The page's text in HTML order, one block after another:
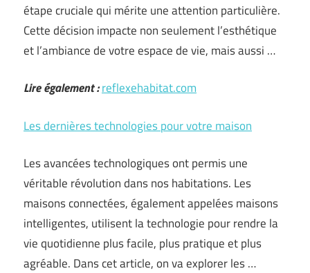
étape cruciale qui mérite une attention particulière.
Cette décision impacte non seulement l’esthétique
et l’ambiance de votre espace de vie, mais aussi …
Lire également :reflexehabitat.com
Les dernières technologies pour votre maison
Les avancées technologiques ont permis une
véritable révolution dans nos habitations. Les
maisons connectées, également appelées maisons
intelligentes, utilisent la technologie pour rendre la
vie quotidienne plus facile, plus pratique et plus
agréable. Dans cet article, on va explorer les …